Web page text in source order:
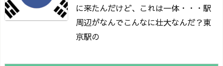
に来たんだけど、これは一体・・・ 駅
周辺がなんでこんなに壮大なんだ？東
京駅の